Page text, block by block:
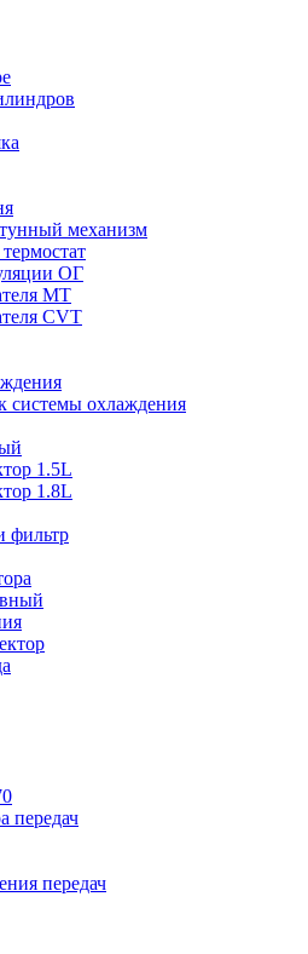
механизм
ОГ
MT
CVT
системы охлаждения
1.5L
1.8L
фильтр
передач
передач